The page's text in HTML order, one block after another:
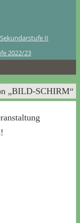
II
2022/23
„BILD-SCHIRM“